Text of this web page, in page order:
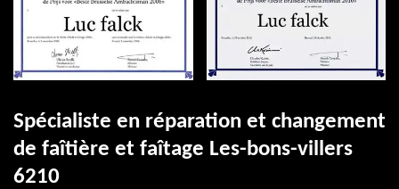
Spécialiste en réparation et changement
de faîtière et faîtage Les-bons-villers
6210